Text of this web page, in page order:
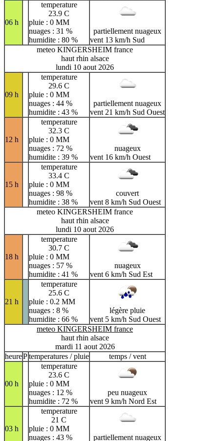
06 h
temperature
23.9 C
pluie : 0 MM
nuages : 31 %
humidite : 80 %
partiellement nuageux
vent 13 km/h Sud
meteo KINGERSHEIM france
haut rhin alsace
lundi 10 aout 2026
09 h
temperature
29.6 C
pluie : 0 MM
nuages : 44 %
humidite : 43 %
partiellement nuageux
vent 21 km/h Sud Ouest
12 h
temperature
32.3 C
pluie : 0 MM
nuages : 72 %
humidite : 39 %
nuageux
vent 16 km/h Ouest
15 h
temperature
33.4 C
pluie : 0 MM
nuages : 98 %
humidite : 38 %
couvert
vent 8 km/h Sud Ouest
meteo KINGERSHEIM france
haut rhin alsace
lundi 10 aout 2026
18 h
temperature
30.7 C
pluie : 0 MM
nuages : 57 %
humidite : 41 %
nuageux
vent 6 km/h Sud Est
21 h
temperature
25.6 C
pluie : 0.2 MM
nuages : 8 %
humidite : 66 %
légère pluie
vent 5 km/h Sud Ouest
meteo KINGERSHEIM france
haut rhin alsace
mardi 11 aout 2026
heurePtemperatures / pluie temps / vent
00 h
temperature
23.6 C
pluie : 0 MM
nuages : 12 %
humidite : 72 %
peu nuageux
vent 9 km/h Nord Est
03 h
temperature
21 C
pluie : 0 MM
nuages : 43 %
partiellement nuageux